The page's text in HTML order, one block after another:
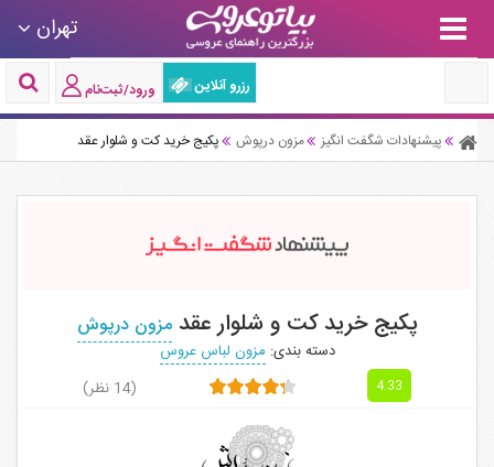
تهران
رزرو آنلاین ورود/ثبت‌نام
پیشنهادات شگفت انگیز مزون درپوش پکیج خرید کت و شلوار عقد
پکیج خرید کت و شلوار عقد مزون درپوش
دسته بندی: مزون لباس عروس
4.33 (14 نظر)